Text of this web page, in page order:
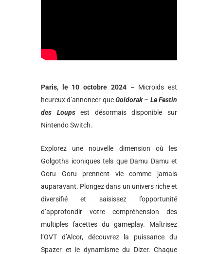
Paris, le 10 octobre 2024– Microids est
heureux d’annoncer queGoldorak – Le Festin
des Loupsest désormais disponible sur
Nintendo Switch.
Explorez une nouvelle dimension où les
Golgoths iconiques tels que Damu Damu et
Goru Goru prennent vie comme jamais
auparavant. Plongez dans un univers riche et
diversifié et saisissez l’opportunité
d’approfondir votre compréhension des
multiples facettes du gameplay. Maîtrisez
l’OVT d’Alcor, découvrez la puissance du
Spazer et le dynamisme du Dizer. Chaque